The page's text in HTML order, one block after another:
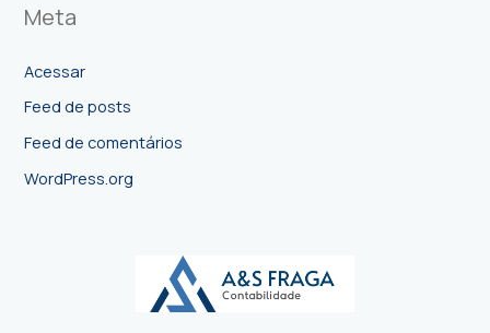
Meta
Acessar
Feed de posts
Feed de comentários
WordPress.org